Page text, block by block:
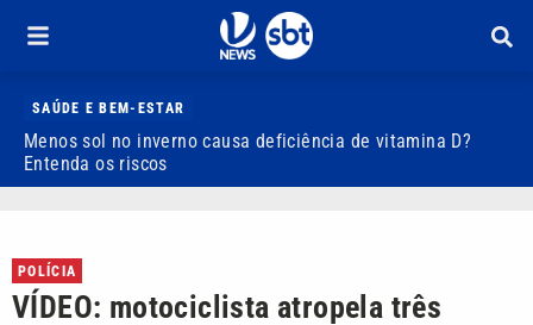
SAÚDE E BEM-ESTAR
Menos sol no inverno causa deficiência de vitamina D?
Entenda os riscos
POLÍCIA
VÍDEO: motociclista atropela três